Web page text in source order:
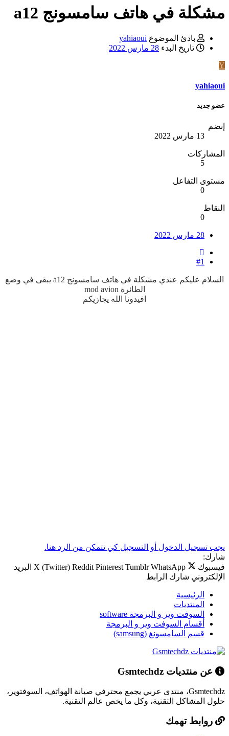
مشكلة في هاتف سامسونج a12
بادئ الموضوع yahiaoui
تاريخ البدء 28 مارس 2022
Y
yahiaoui
عضو جديد
إنضم
13 مارس 2022
المشاركات
5
مستوى التفاعل
0
النقاط
0
28 مارس 2022
#1
السلام عليكم عندي مشكلة في هاتف سامسونج a12 يبقى في وضع
الطائرة mod avion
افيدونا الله يجازيكم
يجب تسجيل الدخول أو التسجيل كي تتمكن من الرد هنا.
شارك:
فيسبوك
X (Twitter) Reddit Pinterest Tumblr WhatsApp
البريد
الإلكتروني شارك الرابط
الرئيسية
المنتديات
السوفت وير و البرمجة software
أقسام السوفت وير و البرمجة
قسم السامسونغ (samsung)
عن منتديات Gsmtechdz
Gsmtechdz، منتدى عربي يجمع محترفي صيانة الهواتف، السوفتوير،
حلول المشاكل التقنية، وكل ما يخص عالم التقنية.
روابط تهمك